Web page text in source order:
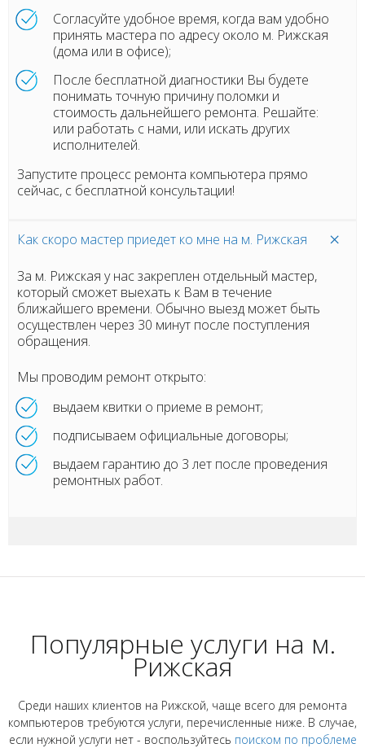
Согласуйте удобное время, когда вам удобно
принять мастера по адресу около м. Рижская
(дома или в офисе);
После бесплатной диагностики Вы будете
понимать точную причину поломки и
стоимость дальнейшего ремонта. Решайте:
или работать с нами, или искать других
исполнителей.
Запустите процесс ремонта компьютера прямо
сейчас, с бесплатной консультации!
Как скоро мастер приедет ко мне на м. Рижская
За м. Рижская у нас закреплен отдельный мастер,
который сможет выехать к Вам в течение
ближайшего времени. Обычно выезд может быть
осуществлен через 30 минут после поступления
обращения.
Мы проводим ремонт открыто:
выдаем квитки о приеме в ремонт;
подписываем официальные договоры;
выдаем гарантию до 3 лет после проведения
ремонтных работ.
Популярные услуги на м.
Рижская
Среди наших клиентов на Рижской, чаще всего для ремонта
компьютеров требуются услуги, перечисленные ниже. В случае,
если нужной услуги нет - воспользуйтесь поиском по проблеме